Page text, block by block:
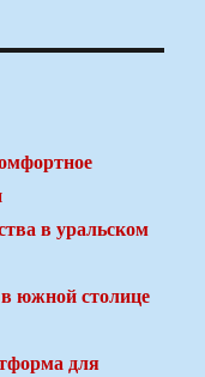
в уральском
южной столице
для